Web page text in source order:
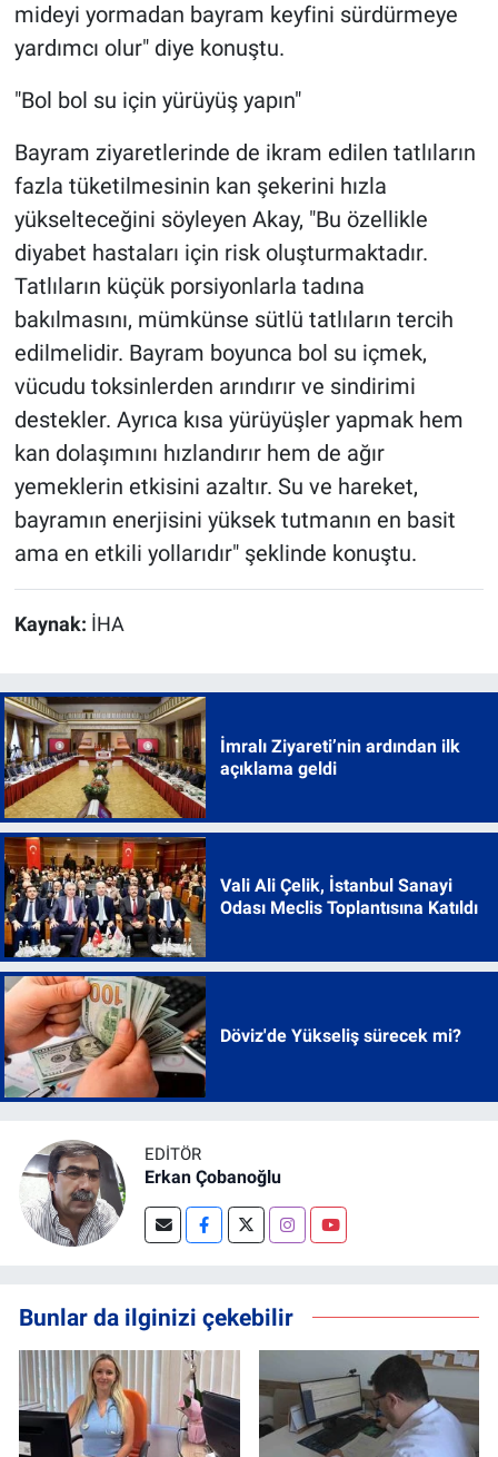
mideyi yormadan bayram keyfini sürdürmeye
yardımcı olur" diye konuştu.
"Bol bol su için yürüyüş yapın"
Bayram ziyaretlerinde de ikram edilen tatlıların
fazla tüketilmesinin kan şekerini hızla
yükselteceğini söyleyen Akay, "Bu özellikle
diyabet hastaları için risk oluşturmaktadır.
Tatlıların küçük porsiyonlarla tadına
bakılmasını, mümkünse sütlü tatlıların tercih
edilmelidir. Bayram boyunca bol su içmek,
vücudu toksinlerden arındırır ve sindirimi
destekler. Ayrıca kısa yürüyüşler yapmak hem
kan dolaşımını hızlandırır hem de ağır
yemeklerin etkisini azaltır. Su ve hareket,
bayramın enerjisini yüksek tutmanın en basit
ama en etkili yollarıdır" şeklinde konuştu.
Kaynak: İHA
İmralı Ziyareti’nin ardından ilk
açıklama geldi
Vali Ali Çelik, İstanbul Sanayi
Odası Meclis Toplantısına Katıldı
Döviz'de Yükseliş sürecek mi?
EDITÖR
Erkan Çobanoğlu
Bunlar da ilginizi çekebilir